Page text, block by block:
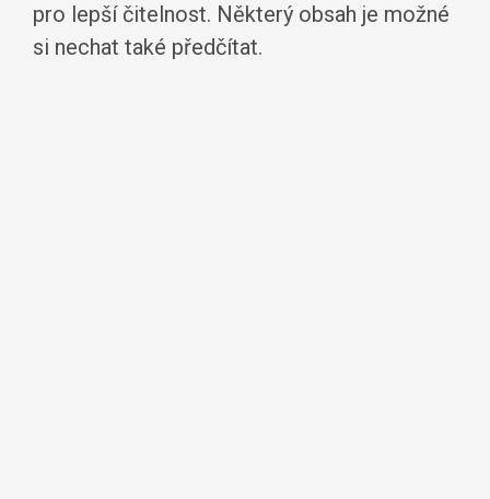
pro lepší čitelnost. Některý obsah je možné
si nechat také předčítat.